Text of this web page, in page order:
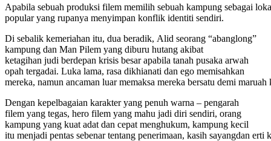
Apabila sebuah produksi filem memilih sebuah kampung sebagai
popular yang rupanya menyimpan konflik identiti sendiri.
Di sebalik kemeriahan itu, dua beradik, Alid seorang “abanglong”
kampung dan Man Pilem yang diburu hutang akibat
ketagihan judi berdepan krisis besar apabila tanah pusaka arwah
opah tergadai. Luka lama, rasa dikhianati dan ego memisahkan
mereka, namun ancaman luar memaksa mereka bersatu demi maruah
Dengan kepelbagaian karakter yang penuh warna – pengarah
filem yang tegas, hero filem yang mahu jadi diri sendiri, orang
kampung yang kuat adat dan cepat menghukum, kampung kecil
itu menjadi pentas sebenar tentang penerimaan, kasih sayangdan erti